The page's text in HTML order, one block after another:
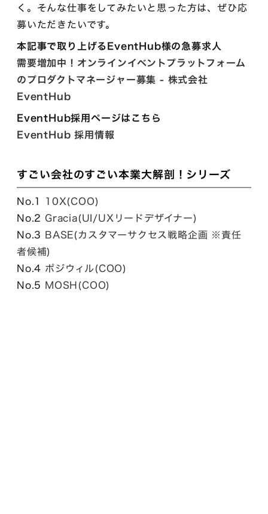
く。そんな仕事をしてみたいと思った方は、ぜひ応
募いただきたいです。
本記事で取り上げるEventHub様の急募求人
需要増加中！オンラインイベントプラットフォーム
のプロダクトマネージャー募集 - 株式会社
EventHub
EventHub採用ページはこちら
EventHub 採用情報
すごい会社のすごい本業大解剖！シリーズ
No.1 10X(COO)
No.2 Gracia(UI/UXリードデザイナー)
No.3 BASE(カスタマーサクセス戦略企画 ※責任
者候補)
No.4 ポジウィル(COO)
No.5 MOSH(COO)